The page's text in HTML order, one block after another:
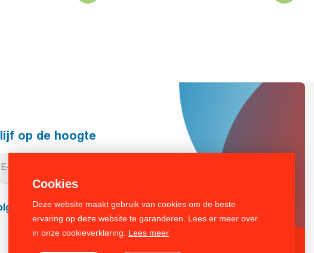
Cookies
Deze website maakt gebruik van cookies om de beste
ervaring op deze website te garanderen. Lees er meer over
in onze cookieverklaring. Lees meer
op de hoogte
ons